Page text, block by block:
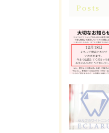
Posts